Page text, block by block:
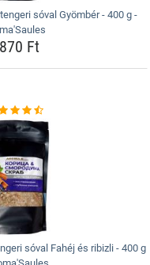
sóval Gyömbér - 400 g -
Ft
sóval Fahéj és ribizli - 400 g